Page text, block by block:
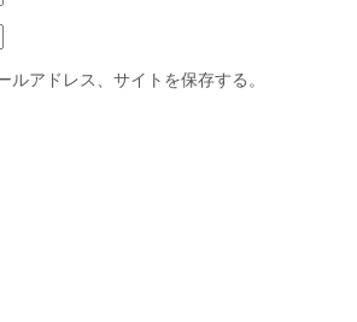
アドレス、サイトを保存する。